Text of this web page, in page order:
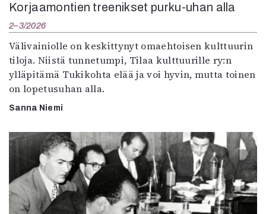
Korjaamontien treenikset purku-uhan alla
2–3/2026
Välivainiolle on keskittynyt omaehtoisen kulttuurin
tiloja. Niistä tunnetumpi, Tilaa kulttuurille ry:n
ylläpitämä Tukikohta elää ja voi hyvin, mutta toinen
on lopetusuhan alla.
Sanna Niemi